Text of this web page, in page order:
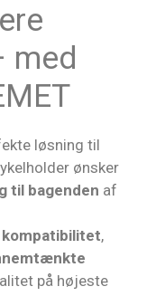
med
løsning til
ønsker
til bagenden af
,
på højeste